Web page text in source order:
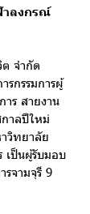
ลงกรณ์
จำกัด
กรรมการผู้
าร สายงาน
าลปีใหม่
วิทยาลัย
เป็นผู้รับมอบ
จามจุรี 9